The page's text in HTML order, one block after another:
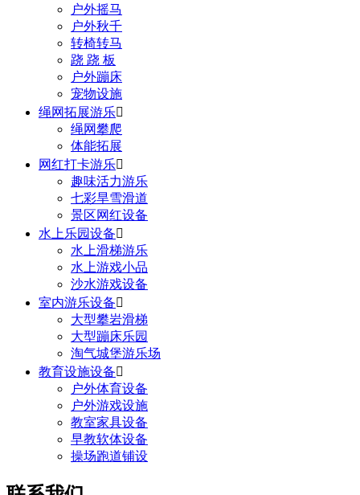
户外摇马
户外秋千
转椅转马
跷 跷 板
户外蹦床
宠物设施
绳网拓展游乐
绳网攀爬
体能拓展
网红打卡游乐
趣味活力游乐
七彩旱雪滑道
景区网红设备
水上乐园设备
水上滑梯游乐
水上游戏小品
沙水游戏设备
室内游乐设备
大型攀岩滑梯
大型蹦床乐园
淘气城堡游乐场
教育设施设备
户外体育设备
户外游戏设施
教室家具设备
早教软体设备
操场跑道铺设